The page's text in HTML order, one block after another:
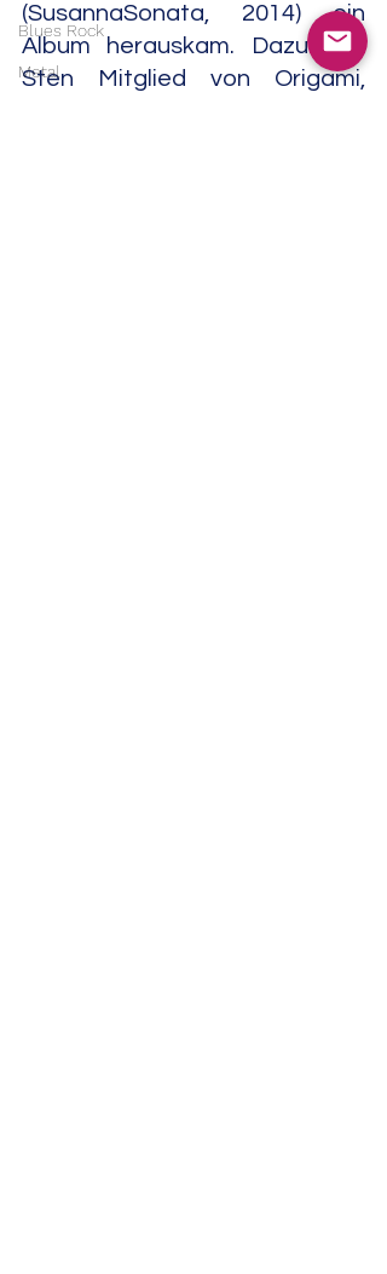
Blues Rock
Metal
(SusannaSonata, 2014) ein
Album herauskam. Dazu war
Sten Mitglied von Origami,